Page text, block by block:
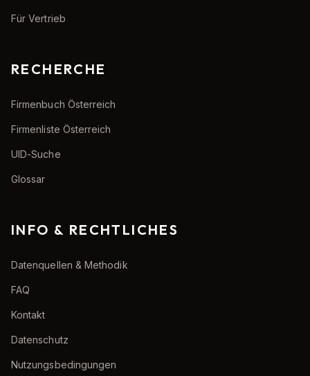
Für Vertrieb
RECHERCHE
Firmenbuch Österreich
Firmenliste Österreich
UID-Suche
Glossar
INFO & RECHTLICHES
Datenquellen & Methodik
FAQ
Kontakt
Datenschutz
Nutzungsbedingungen